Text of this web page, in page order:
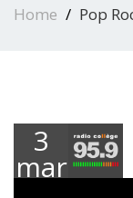
Home Pop
3
mars